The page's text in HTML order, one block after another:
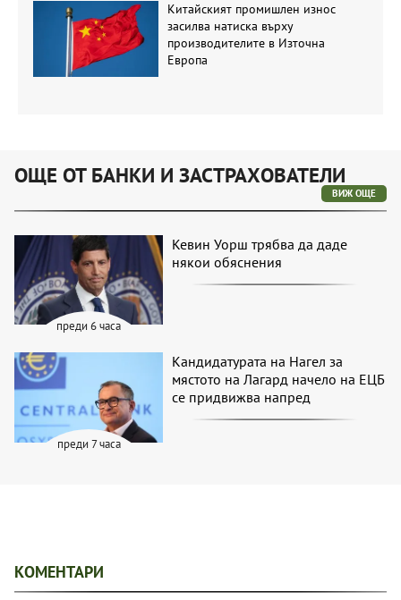
Китайският промишлен износ
засилва натиска върху
производителите в Източна
Европа
ОЩЕ ОТ БАНКИ И ЗАСТРАХОВАТЕЛИ
ВИЖ ОЩЕ
преди 6 часа
Кевин Уорш трябва да даде
някои обяснения
преди 7 часа
Кандидатурата на Нагел за
мястото на Лагард начело на ЕЦБ
се придвижва напред
КОМЕНТАРИ